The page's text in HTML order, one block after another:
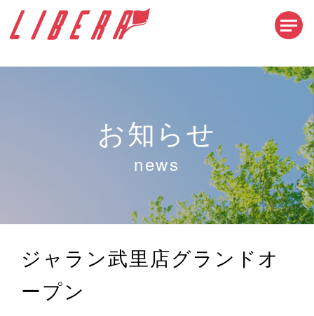
お知らせ
news
ジャラン武里店グランドオ
ープン